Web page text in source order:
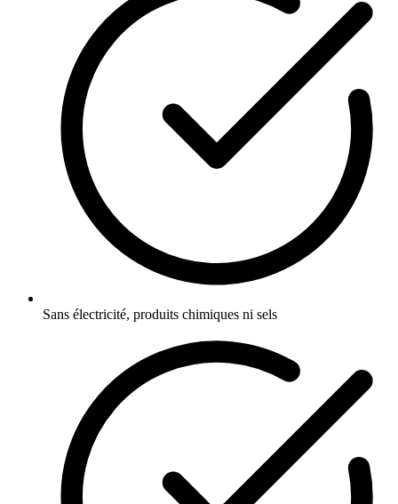
Sans électricité, produits chimiques ni sels